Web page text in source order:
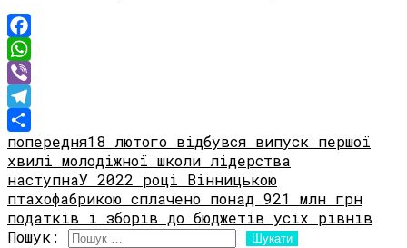
Facebook
WhatsApp
Viber
Telegram
Share
попередня18 лютого відбувся випуск першої
хвилі молодіжної школи лідерства
наступнаУ 2022 році Вінницькою
птахофабрикою сплачено понад 921 млн грн
податків і зборів до бюджетів усіх рівнів
Пошук: